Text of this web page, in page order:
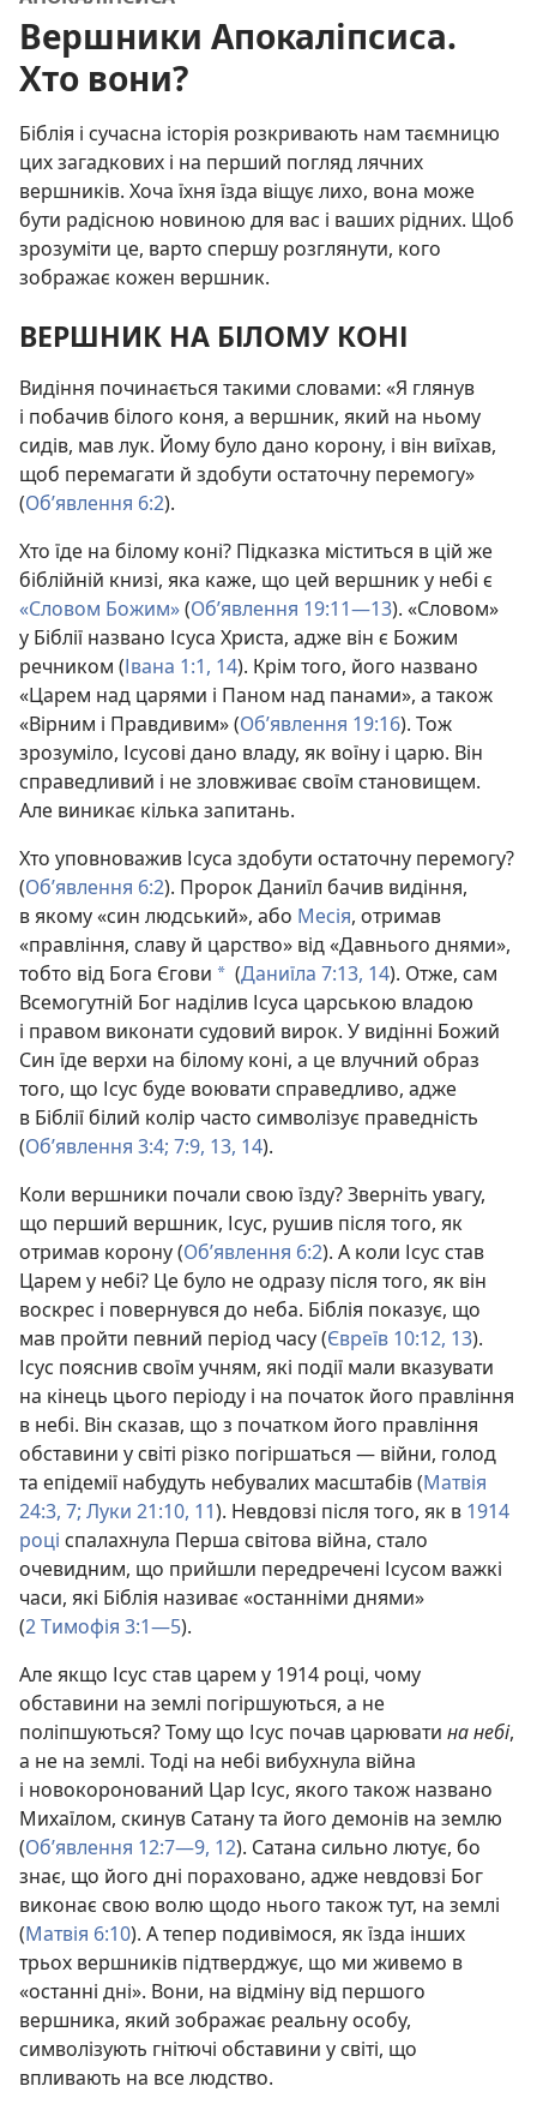
Вершники Апокаліпсиса.
Хто вони?
Біблія і сучасна історія розкривають нам таємницю
цих загадкових і на перший погляд лячних
вершників. Хоча їхня їзда віщує лихо, вона може
бути радісною новиною для вас і ваших рідних. Щоб
зрозуміти це, варто спершу розглянути, кого
зображає кожен вершник.
ВЕРШНИК НА БІЛОМУ КОНІ
Видіння починається такими словами: «Я глянув
і побачив білого коня, а вершник, який на ньому
сидів, мав лук. Йому було дано корону, і він виїхав,
щоб перемагати й здобути остаточну перемогу»
(Об’явлення 6:2).
Хто їде на білому коні? Підказка міститься в цій же
біблійній книзі, яка каже, що цей вершник у небі є
«Словом Божим»(Об’явлення 19:11—13). «Словом»
у Біблії названо Ісуса Христа, адже він є Божим
речником (Івана 1:1, 14). Крім того, його названо
«Царем над царями і Паном над панами», а також
«Вірним і Правдивим» (Об’явлення 19:16). Тож
зрозуміло, Ісусові дано владу, як воїну і царю. Він
справедливий і не зловживає своїм становищем.
Але виникає кілька запитань.
Хто уповноважив Ісуса здобути остаточну перемогу?
(Об’явлення 6:2). Пророк Даниїл бачив видіння,
в якому «син людський», або Месія, отримав
«правління, славу й царство» від «Давнього днями»,
тобто від Бога Єгови a (Даниїла 7:13, 14). Отже, сам
Всемогутній Бог наділив Ісуса царською владою
і правом виконати судовий вирок. У видінні Божий
Син їде верхи на білому коні, а це влучний образ
того, що Ісус буде воювати справедливо, адже
в Біблії білий колір часто символізує праведність
(Об’явлення 3:4; 7:9, 13, 14).
Коли вершники почали свою їзду? Зверніть увагу,
що перший вершник, Ісус, рушив після того, як
отримав корону (Об’явлення 6:2). А коли Ісус став
Царем у небі? Це було не одразу після того, як він
воскрес і повернувся до неба. Біблія показує, що
мав пройти певний період часу (Євреїв 10:12, 13).
Ісус пояснив своїм учням, які події мали вказувати
на кінець цього періоду і на початок його правління
в небі. Він сказав, що з початком його правління
обставини у світі різко погіршаться — війни, голод
та епідемії набудуть небувалих масштабів (Матвія
24:3, 7; Луки 21:10, 11). Невдовзі після того, як в 1914
році спалахнула Перша світова війна, стало
очевидним, що прийшли передречені Ісусом важкі
часи, які Біблія називає «останніми днями»
(2 Тимофія 3:1—5).
Але якщо Ісус став царем у 1914 році, чому
обставини на землі погіршуються, а не
поліпшуються? Тому що Ісус почав царювати на небі,
а не на землі. Тоді на небі вибухнула війна
і новокоронований Цар Ісус, якого також названо
Михаїлом, скинув Сатану та його демонів на землю
(Об’явлення 12:7—9, 12). Сатана сильно лютує, бо
знає, що його дні пораховано, адже невдовзі Бог
виконає свою волю щодо нього також тут, на землі
(Матвія 6:10). А тепер подивімося, як їзда інших
трьох вершників підтверджує, що ми живемо в
«останні дні». Вони, на відміну від першого
вершника, який зображає реальну особу,
символізують гнітючі обставини у світі, що
впливають на все людство.